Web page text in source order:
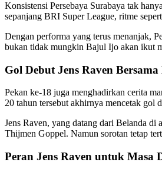
Konsistensi Persebaya Surabaya tak
sepanjang BRI Super League, ritme
Dengan performa yang terus menanjak,
bukan tidak mungkin Bajul Ijo akan ikut
Gol Debut Jens Raven
Pekan ke-18 juga menghadirkan cerita
20 tahun tersebut akhirnya mencetak gol
Jens Raven, yang datang dari Belanda
Thijmen Goppel. Namun sorotan tetap
Peran Jens Raven untuk Masa